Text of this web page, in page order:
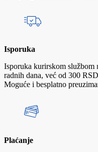
Isporuka
Isporuka kurirskom
radnih dana, već od 300
Moguće i besplatno
Plaćanje